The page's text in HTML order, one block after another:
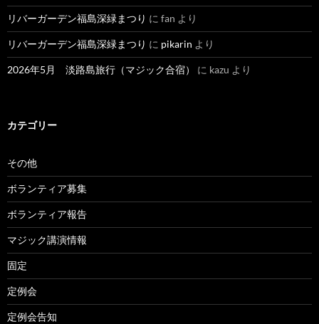
リバーガーデン福島深緑まつり に fan より
リバーガーデン福島深緑まつり に pikarin より
2026年5月 淡路島旅行（マジック合宿） に kazu より
カテゴリー
その他
ボランティア募集
ボランティア報告
マジック講演情報
固定
定例会
定例会告知